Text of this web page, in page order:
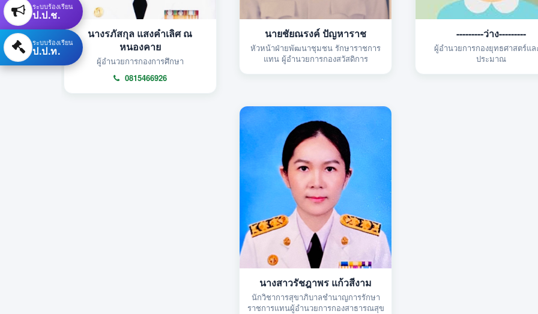
นางรภัสกุล แสงคำเลิศ ณ
หนองคาย
ผู้อำนวยการกองการศึกษา
0815466926
นายชัยณรงค์ ปัญหาราช
หัวหน้าฝ่ายพัฒนาชุมชน รักษาราชการ
แทน ผู้อำนวยการกองสวัสดิการ
---------ว่าง---------
ผู้อำนวยการกองยุทธศาสตร์แล
ประมาณ
นางสาวรัชฎาพร แก้วสีงาม
นักวิชาการสุขาภิบาลชำนาญการรักษา
ราชการแทนผู้อำนวยการกองสาธารณสุข
ระบบร้องเรียน
ป.ป.ช.
ระบบร้องเรียน
ป.ป.ท.